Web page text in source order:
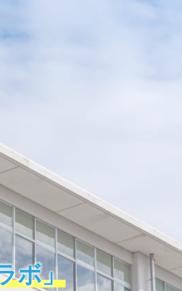
ボ」